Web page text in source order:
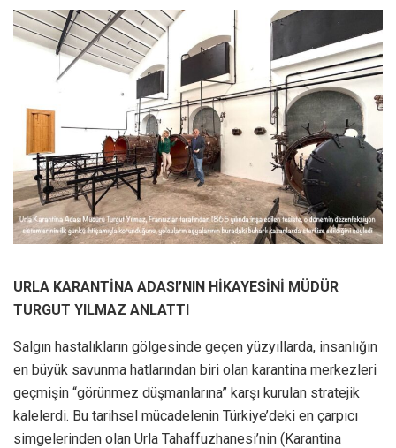
URLA KARANTİNA ADASI’NIN HİKAYESİNİ MÜDÜR
TURGUT YILMAZ ANLATTI
Salgın hastalıkların gölgesinde geçen yüzyıllarda, insanlığın
en büyük savunma hatlarından biri olan karantina merkezleri
geçmişin “görünmez düşmanlarına” karşı kurulan stratejik
kalelerdi. Bu tarihsel mücadelenin Türkiye’deki en çarpıcı
simgelerinden olan Urla Tahaffuzhanesi’nin (Karantina